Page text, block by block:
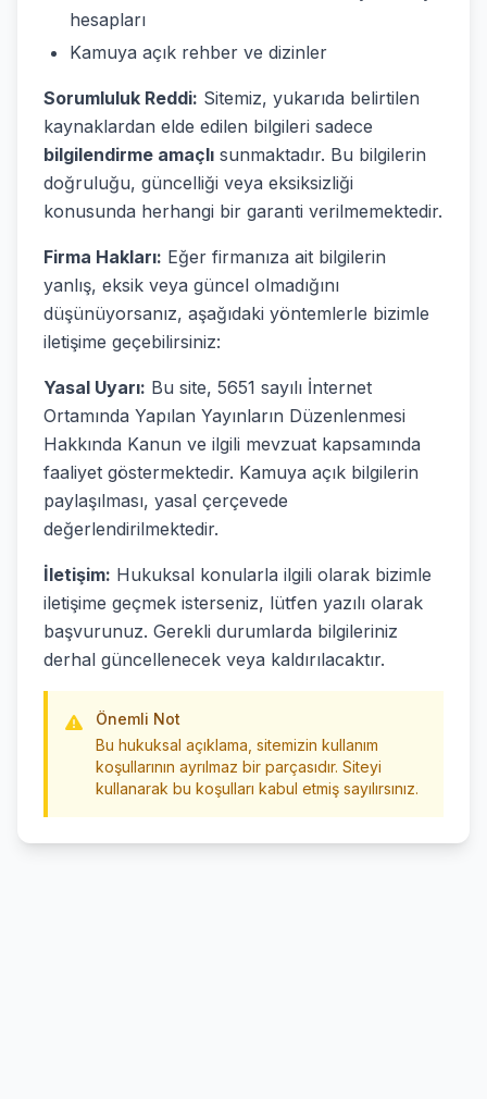
hesapları
Kamuya açık rehber ve dizinler
Sorumluluk Reddi: Sitemiz, yukarıda belirtilen
kaynaklardan elde edilen bilgileri sadece
bilgilendirme amaçlı sunmaktadır. Bu bilgilerin
doğruluğu, güncelliği veya eksiksizliği
konusunda herhangi bir garanti verilmemektedir.
Firma Hakları: Eğer firmanıza ait bilgilerin
yanlış, eksik veya güncel olmadığını
düşünüyorsanız, aşağıdaki yöntemlerle bizimle
iletişime geçebilirsiniz:
Yasal Uyarı: Bu site, 5651 sayılı İnternet
Ortamında Yapılan Yayınların Düzenlenmesi
Hakkında Kanun ve ilgili mevzuat kapsamında
faaliyet göstermektedir. Kamuya açık bilgilerin
paylaşılması, yasal çerçevede
değerlendirilmektedir.
İletişim: Hukuksal konularla ilgili olarak bizimle
iletişime geçmek isterseniz, lütfen yazılı olarak
başvurunuz. Gerekli durumlarda bilgileriniz
derhal güncellenecek veya kaldırılacaktır.
Önemli Not
Bu hukuksal açıklama, sitemizin kullanım
koşullarının ayrılmaz bir parçasıdır. Siteyi
kullanarak bu koşulları kabul etmiş sayılırsınız.